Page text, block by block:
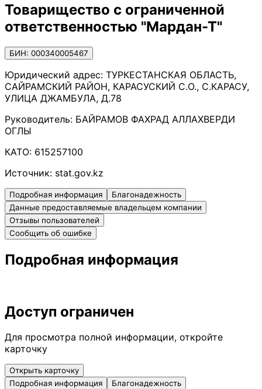
Товарищество с ограниченной
ответственностью "Мардан-Т"
БИН: 000340005467
Юридический адрес: ТУРКЕСТАНСКАЯ ОБЛАСТЬ,
САЙРАМСКИЙ РАЙОН, КАРАСУСКИЙ С.О., С.КАРАСУ,
УЛИЦА ДЖАМБУЛА, Д.78
Руководитель: БАЙРАМОВ ФАХРАД АЛЛАХВЕРДИ
ОГЛЫ
КАТО: 615257100
Источник: stat.gov.kz
Подробная информация
Благонадежность
Данные предоставляемые владельцем компании
Отзывы пользователей
Сообщить об ошибке
Подробная информация
Доступ ограничен
Для просмотра полной информации, откройте
карточку
Открыть карточку
Подробная информация
Благонадежность